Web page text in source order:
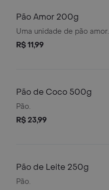
Pão Amor 200g
Uma unidade de pão amor.
R$ 11,99
Pão de Coco 500g
Pão.
R$ 23,99
Pão de Leite 250g
Pão.